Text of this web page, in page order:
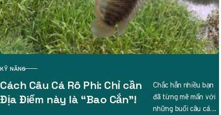
CATEGORY
KỸ NĂNG
Cách Câu Cá Rô Phi: Chỉ cần
Địa Điểm này là “Bao Cắn”!
Chắc hẳn nhiều bạn
đã từng mê mẩn với
những buổi câu cá